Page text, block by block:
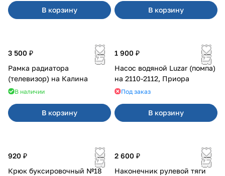
В корзину В корзину
3 500 ₽
Рамка радиатора
(телевизор) на Калина
В наличии
В корзину
1 900 ₽
Насос водяной Luzar (помпа)
на 2110-2112, Приора
Под заказ
В корзину
920 ₽
Крюк буксировочный №18
2 600 ₽
Наконечник рулевой тяги